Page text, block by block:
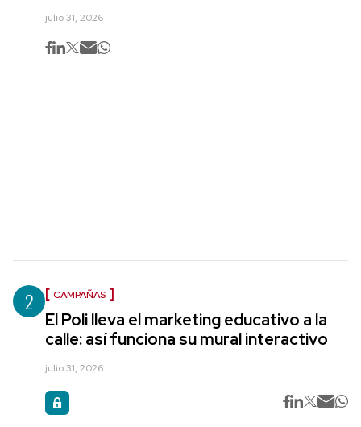
julio 31, 2026
2 CAMPAÑAS
El Poli lleva el marketing educativo a la
calle: así funciona su mural interactivo
julio 31, 2026